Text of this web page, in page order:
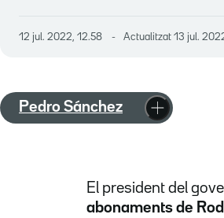
12 jul. 2022, 12.58 Actualitzat 13 jul.
Pedro Sánchez
El president del
abonaments de